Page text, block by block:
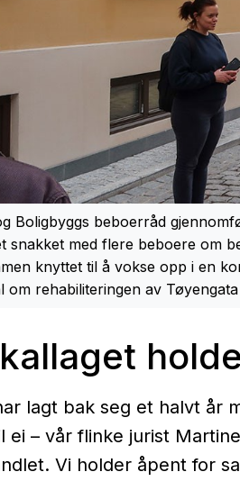
Boligbyggs beboerråd
snakket med flere beboere om
knyttet til å vokse opp i en
om rehabiliteringen av
lagt bak seg et halvt år
ei – vår flinke jurist
Vi holder åpent for